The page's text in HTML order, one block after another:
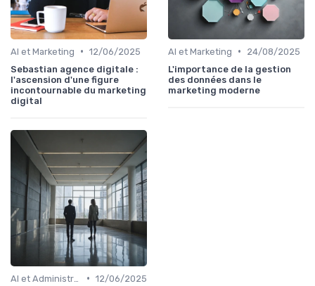
AI et Marketing • 12/06/2025
Sebastian agence digitale :
l'ascension d'une figure
incontournable du marketing
digital
AI et Marketing •
24/08/2025
L'importance de la gestion
des données dans le
marketing moderne
• 12/06/2025